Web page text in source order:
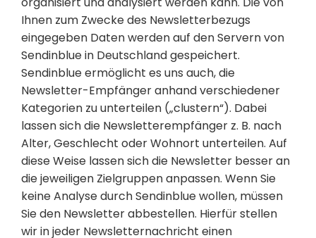
Ihnen zum Zwecke des Newsletterbezugs
eingegeben Daten werden auf den Servern von
Sendinblue in Deutschland gespeichert.
Sendinblue ermöglicht es uns auch, die
Newsletter-Empfänger anhand verschiedener
Kategorien zu unterteilen („clustern“). Dabei
lassen sich die Newsletterempfänger z. B. nach
Alter, Geschlecht oder Wohnort unterteilen. Auf
diese Weise lassen sich die Newsletter besser an
die jeweiligen Zielgruppen anpassen. Wenn Sie
keine Analyse durch Sendinblue wollen, müssen
Sie den Newsletter abbestellen. Hierfür stellen
wir in jeder Newsletternachricht einen